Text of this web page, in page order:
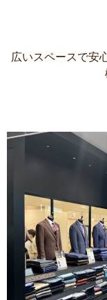
広いスペースで安